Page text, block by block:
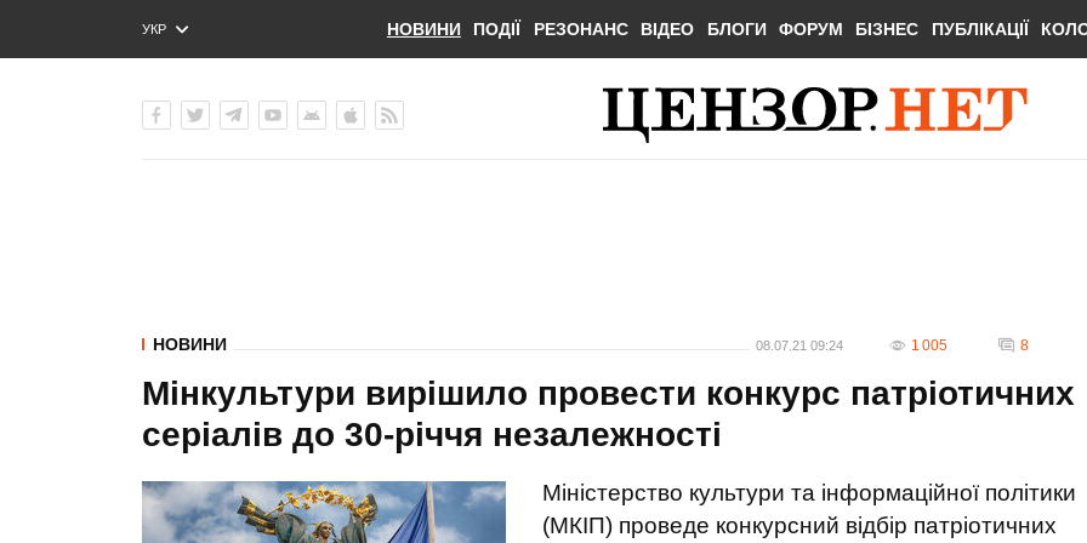
УКР
ENG
НОВИНИ ПОДІЇ РЕЗОНАНС ВІДЕО БЛОГИ ФОРУМ БІЗНЕС ПУБЛІКАЦІЇ
НОВИНИ 08.07.21 09:24 1 005 8
Мінкультури вирішило провести конкурс патріотичних
серіалів до 30-річчя незалежності
Міністерство культури та інформаційної політики
(МКІП) проведе конкурсний відбір патріотичних